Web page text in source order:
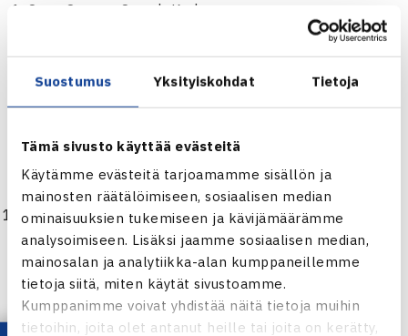
Suostumus Yksityiskohdat Tietoja
Tämä sivusto käyttää evästeitä
Käytämme evästeitä tarjoamamme sisällön ja
mainosten räätälöimiseen, sosiaalisen median
ominaisuuksien tukemiseen ja kävijämäärämme
analysoimiseen. Lisäksi jaamme sosiaalisen median,
mainosalan ja analytiikka-alan kumppaneillemme
tietoja siitä, miten käytät sivustoamme.
Kumppanimme voivat yhdistää näitä tietoja muihin
tietoihin, joita olet antanut heille tai joita on kerätty,
Oona Orpana, Smash-Kotka
Mia Eklund, Open Tennis Club
Liisa Vehviläinen, Åbo Lawn-Tennis Klubb
Mariella Minetti, Tampereen Tennisseura
Piia Suomalainen, Smash
Milka-Emilia Pasanen, Tampereen Tennisseura
Ella Haavisto, Smash
Roosa Timonen, TVS-Tennis
Miesten nelinpelin TOP10
Henri Kontinen, HVS-Tennis
Harri Heliövaara, Sata-Tennis
Emil Ruusuvuori, HVS-Tennis